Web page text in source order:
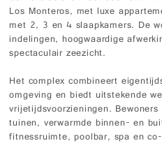
Los Monteros, met luxe
met 2, 3 en 4 slaapkamers. De
indelingen, hoogwaardige
spectaculair zeezicht.
Het complex combineert
omgeving en biedt uitstekende
vrijetijdsvoorzieningen.
tuinen, verwarmde binnen- en
fitnessruimte, poolbar, spa en